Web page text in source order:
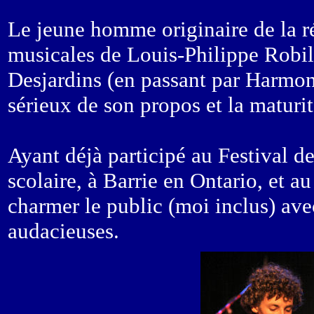
Le jeune homme originaire de la
musicales de Louis-Philippe
Desjardins (en passant par
sérieux de son propos et la
Ayant déjà participé au Festival
scolaire, à Barrie en Ontario, et
charmer le public (moi inclus)
audacieuses.